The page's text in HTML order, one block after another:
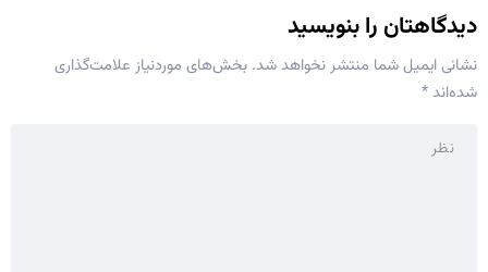
دیدگاهتان را بنویسید
نشانی ایمیل شما منتشر نخواهد شد. بخش‌های موردنیاز علامت‌گذاری
شده‌اند*